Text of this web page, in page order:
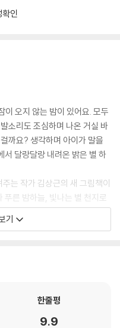
확인
이 오지 않는 밤이 있어요. 모두
소리도 조심하며 나온 거실 바
까요? 생각하며 아이가 말을
서 달랑달랑 내려온 밝은 별 하
는 작가 김상근의 새 그림책이
푸른 밤하늘, 빛나는 별 천지로
신비로운 밤하늘 풍경은 고요한
톡톡 건드려요. 마치 기다렸다
기
한줄평
9.9